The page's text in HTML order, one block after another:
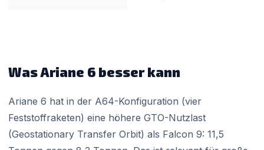
Was Ariane 6 besser kann
Ariane 6 hat in der A64-Konfiguration (vier
Feststoffraketen) eine höhere GTO-Nutzlast
(Geostationary Transfer Orbit) als Falcon 9: 11,5